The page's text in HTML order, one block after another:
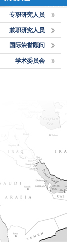
专职研究人员
兼职研究人员
国际荣誉顾问
学术委员会